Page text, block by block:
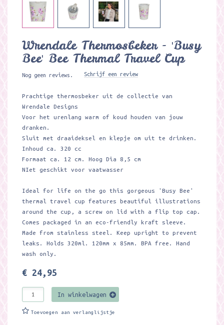
Wrendale Thermosbeker - 'Busy
Bee' Bee Thermal Travel Cup
Nog geen reviews. Schrijf een review
Prachtige thermosbeker uit de collectie van
Wrendale Designs
Voor het urenlang warm of koud houden van jouw
dranken.
Sluit met draaideksel en klepje om uit te drinken.
Inhoud ca. 320 cc
Formaat ca. 12 cm. Hoog Dia 8,5 cm
NIet geschikt voor vaatwasser
Ideal for life on the go this gorgeous 'Busy Bee'
thermal travel cup features beautiful illustrations
around the cup, a screw on lid with a flip top cap.
Comes packaged in an eco-friendly kraft sleeve.
Made from stainless steel. Keep upright to prevent
leaks. Holds 320ml. 120mm x 85mm. BPA free. Hand
wash only.
€ 24,95
In winkelwagen
Toevoegen aan verlanglijstje